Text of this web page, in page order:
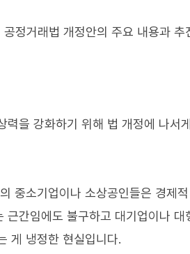
정거래법 개정안의 주요 내용과 추
력을 강화하기 위해 법 개정에 나서
중소기업이나 소상공인들은 경제
근간임에도 불구하고 대기업이나
게 냉정한 현실입니다.